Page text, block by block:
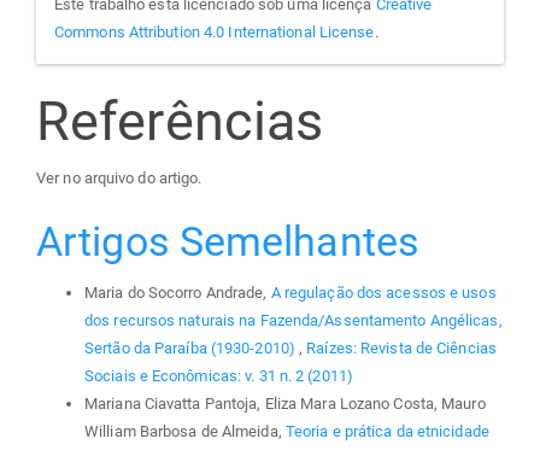
Este trabalho está licenciado sob uma licença Creative
Commons Attribution 4.0 International License.
Referências
Ver no arquivo do artigo.
Artigos Semelhantes
Maria do Socorro Andrade, A regulação dos acessos e usos
dos recursos naturais na Fazenda/Assentamento Angélicas,
Sertão da Paraíba (1930-2010) , Raízes: Revista de Ciências
Sociais e Econômicas: v. 31 n. 2 (2011)
Mariana Ciavatta Pantoja, Eliza Mara Lozano Costa, Mauro
William Barbosa de Almeida, Teoria e prática da etnicidade